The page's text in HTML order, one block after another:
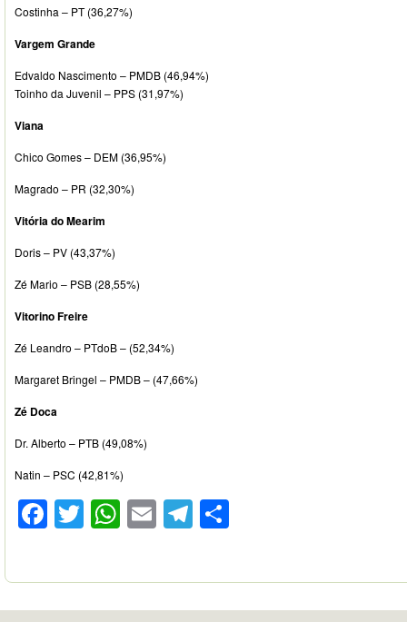
Costinha – PT (36,27%)
Vargem Grande
Edvaldo Nascimento – PMDB (46,94%)
Toinho da Juvenil – PPS (31,97%)
Viana
Chico Gomes – DEM (36,95%)
Magrado – PR (32,30%)
Vitória do Mearim
Doris – PV (43,37%)
Zé Mario – PSB (28,55%)
Vitorino Freire
Zé Leandro – PTdoB – (52,34%)
Margaret Bringel – PMDB – (47,66%)
Zé Doca
Dr. Alberto – PTB (49,08%)
Natin – PSC (42,81%)
Facebook
Twitter
WhatsApp
EmailTelegram